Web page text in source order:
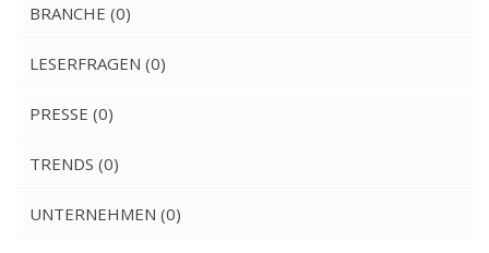
BRANCHE (0)
LESERFRAGEN (0)
PRESSE (0)
TRENDS (0)
UNTERNEHMEN (0)